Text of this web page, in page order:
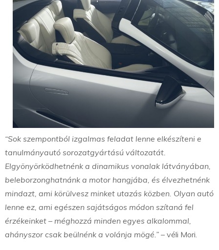
“Sok szempontból izgalmas feladat lenne elkészíteni e
tanulmányautó sorozatgyártású változatát.
Elgyönyörködhetnénk a dinamikus vonalak látványában,
beleborzonghatnánk a motor hangjába, és élvezhetnénk
mindazt, ami körülvesz minket utazás közben. Olyan autó
lenne ez, ami egészen sajátságos módon szítaná fel
érzékeinket – méghozzá minden egyes alkalommal,
ahányszor csak beülnénk a volánja mögé.” – véli Mori.